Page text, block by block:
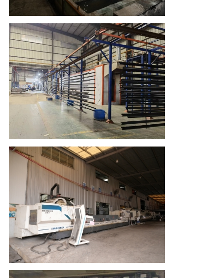
профили деревянного финиша алюминиевые
Алюминиевые профили
Алюминиевые профили экструзионных